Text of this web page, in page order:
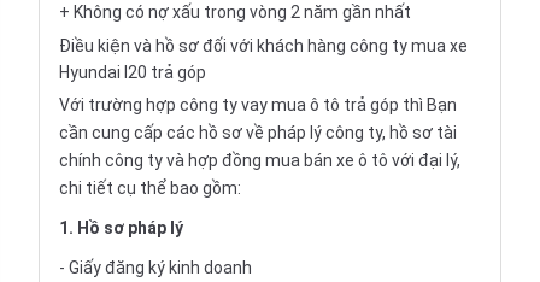
+ Không có nợ xấu trong vòng 2 năm gần nhất
Điều kiện và hồ sơ đối với khách hàng công ty mua xe
Hyundai I20 trả góp
Với trường hợp công ty vaymua ô tô trả góp thì Bạn
cần cung cấp các hồ sơ về pháp lý công ty, hồ sơ tài
chính công ty và hợp đồng mua bán xe ô tô với đại lý,
chi tiết cụ thể bao gồm:
1. Hồ sơ pháp lý
- Giấy đăng ký kinh doanh